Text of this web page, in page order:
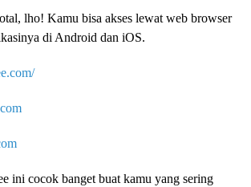
lho! Kamu bisa akses lewat web browser
di Android dan iOS.
ini cocok banget buat kamu yang sering